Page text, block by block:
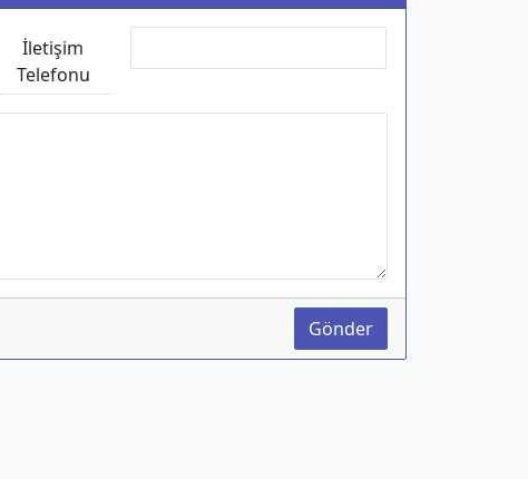
İletişim
Telefonu
Gönder